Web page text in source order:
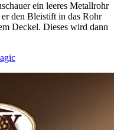
ein leeres Metallrohr
den Bleistift in das Rohr
Deckel. Dieses wird dann